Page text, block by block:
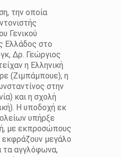
την οποία
Γενικού
Ελλάδος στο
Δρ. Γεώργιος
η Ελληνική
(Ζιμπάμπουε), η
στην
και η σχολή
Η υποδοχή εκ
υπήρξε
με εκπροσώπους
εκφράζουν μεγάλο
τα αγγλόφωνα,